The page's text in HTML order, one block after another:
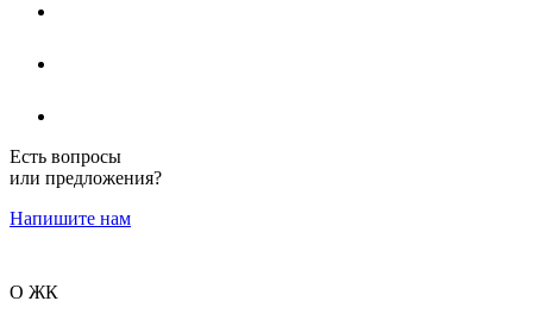
Есть вопросы
или предложения?
Напишите нам
О ЖК